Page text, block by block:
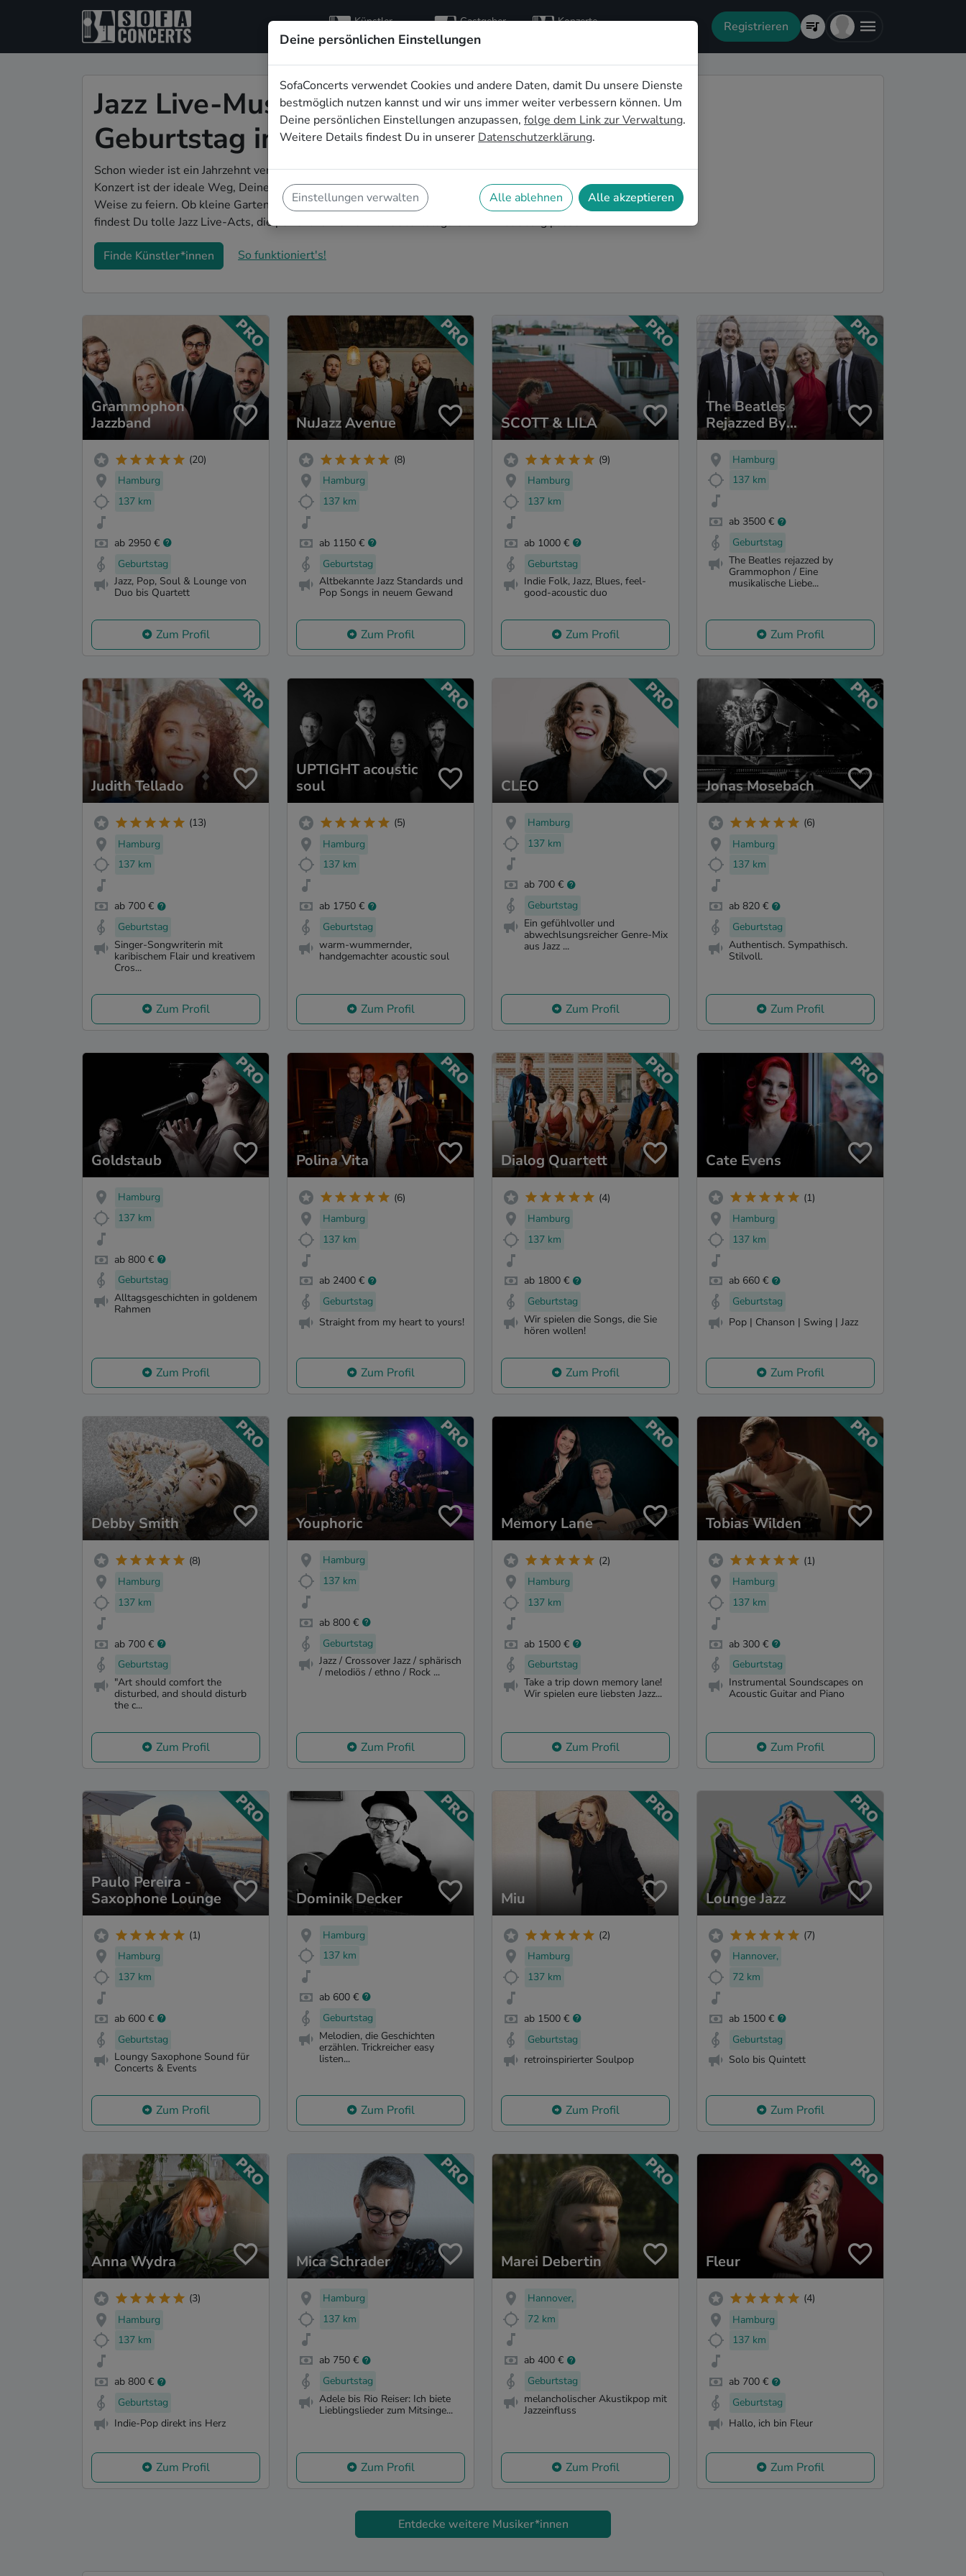
Künstler
entdecken
Gastgeber Konzerte Registrieren
Jazz Live-Musik für den 40.
Geburtstag in Wolfsburg
Schon wieder ist ein Jahrzehnt vergangen und Dein nächster runder Geburtstag steht an? Ein
Konzert ist der ideale Weg, Deinen 40. Geburtstag in Wolfsburg auf eine ganz besondere Art und
Weise zu feiern. Ob kleine Gartenparty oder Feier mit der ganzen Nachbarschaft: Auf SofaConcerts
findest Du tolle Jazz Live-Acts, die perfekt zu Deiner 40. Geburtstagsfeier in Wolfsburg passen.
Finde Künstler*innen So funktioniert's!
Grammophon
Jazzband
(20)
Hamburg
137 km
ab 2950 €
Geburtstag
Jazz, Pop, Soul & Lounge von
Duo bis Quartett
Zum Profil
NuJazz Avenue
(8)
Hamburg
137 km
ab 1150 €
Geburtstag
Altbekannte Jazz Standards und
Pop Songs in neuem Gewand
Zum Profil
SCOTT & LILA
(9)
Hamburg
137 km
ab 1000 €
Geburtstag
Indie Folk, Jazz, Blues, feel-
good-acoustic duo
Zum Profil
The Beatles
Rejazzed By
Grammophon
Hamburg
137 km
ab 3500 €
Geburtstag
The Beatles rejazzed by
Grammophon / Eine
musikalische Liebe...
Zum Profil
Judith Tellado
(13)
Hamburg
137 km
ab 700 €
Geburtstag
Singer-Songwriterin mit
karibischem Flair und kreativem
Cros...
Zum Profil
UPTIGHT acoustic
soul
(5)
Hamburg
137 km
ab 1750 €
Geburtstag
warm-wummernder,
handgemachter acoustic soul
Zum Profil
CLEO
Hamburg
137 km
ab 700 €
Geburtstag
Ein gefühlvoller und
abwechlsungsreicher Genre-Mix
aus Jazz ...
Zum Profil
Jonas Mosebach
(6)
Hamburg
137 km
ab 820 €
Geburtstag
Authentisch. Sympathisch.
Stilvoll.
Zum Profil
Goldstaub
Hamburg
137 km
ab 800 €
Geburtstag
Alltagsgeschichten in goldenem
Rahmen
Zum Profil
Polina Vita
(6)
Hamburg
137 km
ab 2400 €
Geburtstag
Straight from my heart to yours!
Zum Profil
Dialog Quartett
(4)
Hamburg
137 km
ab 1800 €
Geburtstag
Wir spielen die Songs, die Sie
hören wollen!
Zum Profil
Cate Evens
(1)
Hamburg
137 km
ab 660 €
Geburtstag
Pop | Chanson | Swing | Jazz
Zum Profil
Debby Smith
(8)
Hamburg
137 km
ab 700 €
Geburtstag
"Art should comfort the
disturbed, and should disturb
the c...
Zum Profil
Youphoric
Hamburg
137 km
ab 800 €
Geburtstag
Jazz / Crossover Jazz / sphärisch
/ melodiös / ethno / Rock ...
Zum Profil
Memory Lane
(2)
Hamburg
137 km
ab 1500 €
Geburtstag
Take a trip down memory lane!
Wir spielen eure liebsten Jazz...
Zum Profil
Tobias Wilden
(1)
Hamburg
137 km
ab 300 €
Geburtstag
Instrumental Soundscapes on
Acoustic Guitar and Piano
Zum Profil
Paulo Pereira -
Saxophone Lounge
(1)
Hamburg
137 km
ab 600 €
Geburtstag
Loungy Saxophone Sound für
Concerts & Events
Zum Profil
Dominik Decker
Hamburg
137 km
ab 600 €
Geburtstag
Melodien, die Geschichten
erzählen. Trickreicher easy
listen...
Zum Profil
Miu
(2)
Hamburg
137 km
ab 1500 €
Geburtstag
retroinspirierter Soulpop
Zum Profil
Lounge Jazz
(7)
Hannover,
72 km
ab 1500 €
Geburtstag
Solo bis Quintett
Zum Profil
Anna Wydra
(3)
Hamburg
137 km
ab 800 €
Geburtstag
Indie-Pop direkt ins Herz
Zum Profil
Mica Schrader
Hamburg
137 km
ab 750 €
Geburtstag
Adele bis Rio Reiser: Ich biete
Lieblingslieder zum Mitsinge...
Zum Profil
Marei Debertin
Hannover,
72 km
ab 400 €
Geburtstag
melancholischer Akustikpop mit
Jazzeinfluss
Zum Profil
Fleur
(4)
Hamburg
137 km
ab 700 €
Geburtstag
Hallo, ich bin Fleur
Zum Profil
Entdecke weitere Musiker*innen
Deine persönlichen Einstellungen
SofaConcerts verwendet Cookies und andere Daten, damit Du unsere Dienste
bestmöglich nutzen kannst und wir uns immer weiter verbessern können. Um
Deine persönlichen Einstellungen anzupassen, folge dem Link zur Verwaltung.
Weitere Details findest Du in unserer Datenschutzerklärung.
Einstellungen verwalten Alle ablehnen Alle akzeptieren